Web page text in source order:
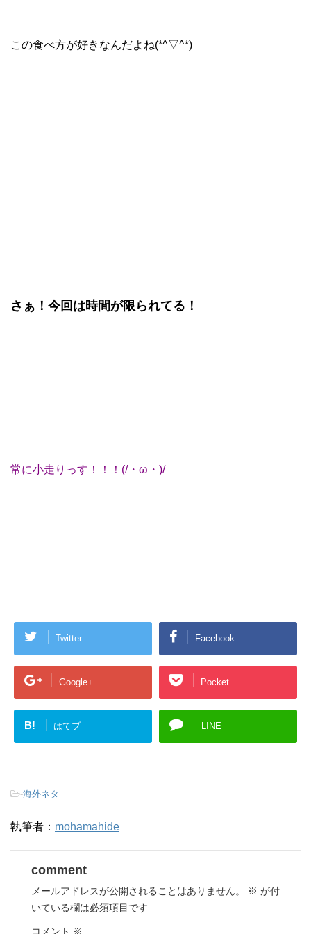
この食べ方が好きなんだよね(*^▽^*)
さぁ！今回は時間が限られてる！
常に小走りっす！！！(/・ω・)/
Twitter Facebook
Google+ Pocket
B! はてブ LINE
-海外ネタ
執筆者： mohamahide
comment
メールアドレスが公開されることはありません。 ※ が付
いている欄は必須項目です
コメント ※